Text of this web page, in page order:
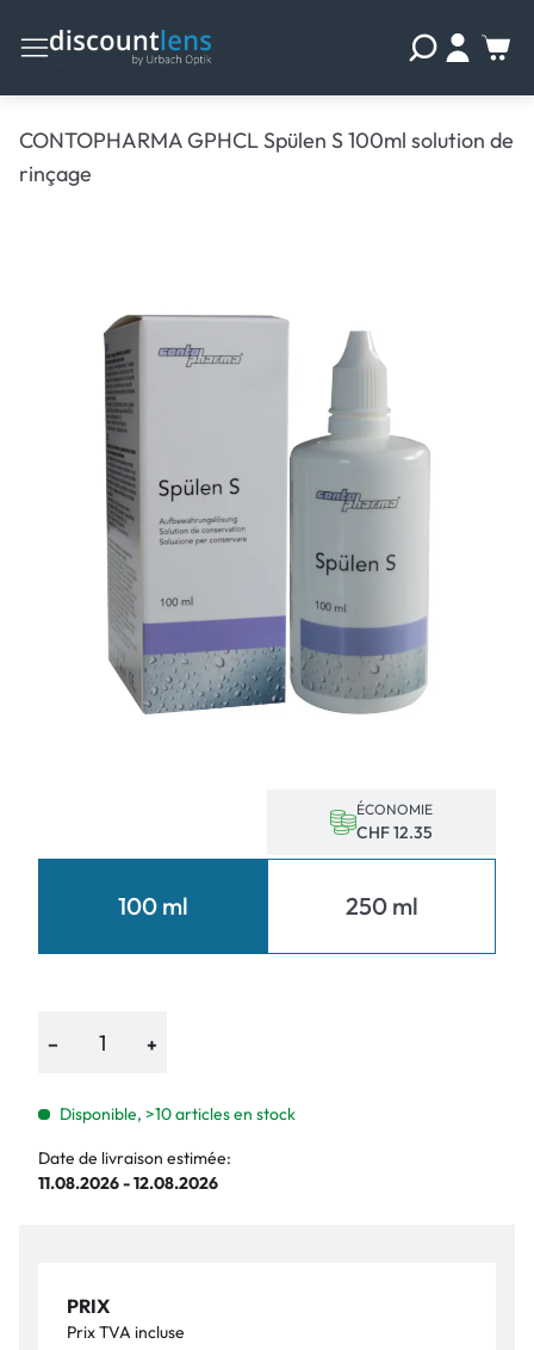
CONTOPHARMA GPHCL Spülen S 100ml solution de
rinçage
100 ml
ÉCONOMIE
CHF 12.35
250 ml
− +
Disponible, >10 articles en stock
Date de livraison estimée:
11.08.2026 - 12.08.2026
PRIX
Prix TVA incluse